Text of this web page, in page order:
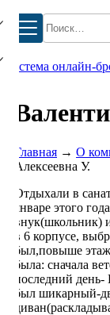
Найти:
система онлайн-
Главная → О
Алексеевна У.
Отдыхали в
январе этого
внук(школьник)
в 6 корпусе,
был,повыше
была: сначала
последний
был шикарный-